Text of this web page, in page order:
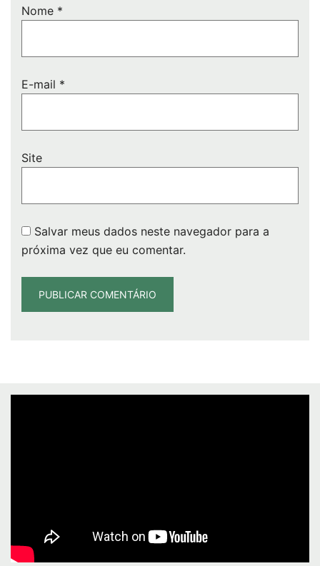
Nome *
E-mail *
Site
Salvar meus dados neste navegador para a
próxima vez que eu comentar.